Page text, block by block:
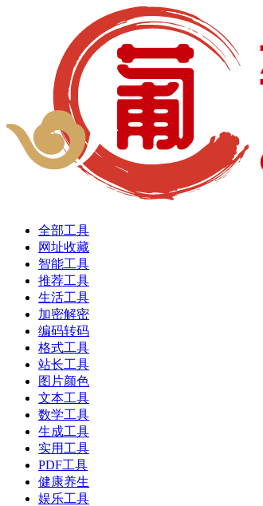
全部工具
网址收藏
智能工具
推荐工具
生活工具
加密解密
编码转码
格式工具
站长工具
图片颜色
文本工具
数学工具
生成工具
实用工具
PDF工具
健康养生
娱乐工具